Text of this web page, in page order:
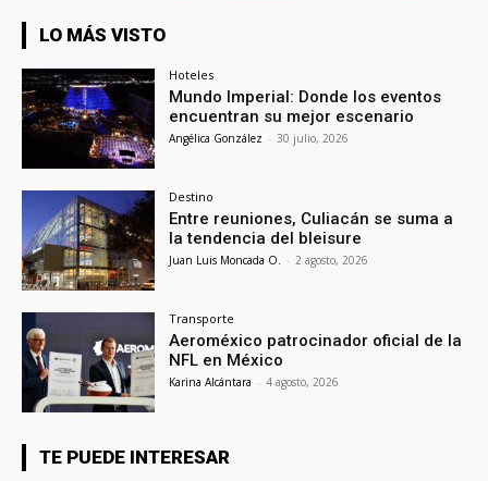
LO MÁS VISTO
Hoteles
Mundo Imperial: Donde los eventos
encuentran su mejor escenario
Angélica González - 30 julio, 2026
Destino
Entre reuniones, Culiacán se suma a
la tendencia del bleisure
Juan Luis Moncada O. - 2 agosto, 2026
Transporte
Aeroméxico patrocinador oficial de la
NFL en México
Karina Alcántara - 4 agosto, 2026
TE PUEDE INTERESAR